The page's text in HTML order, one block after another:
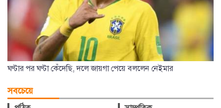
ঘণ্টার পর ঘণ্টা কেঁদেছি, দলে জায়গা পেয়ে বললেন নেইমার
সবচেয়ে